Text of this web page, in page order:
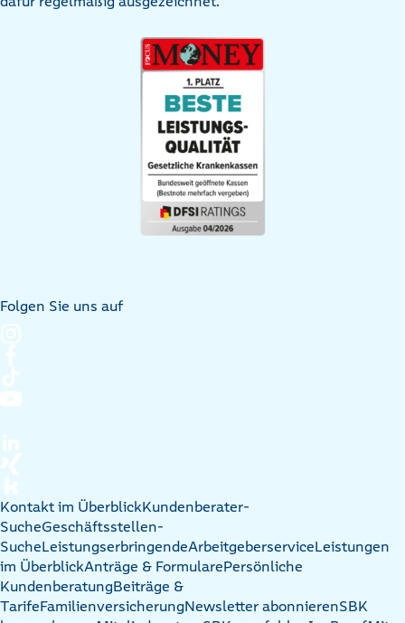
Folgen Sie uns auf
Kontakt im ÜberblickKundenberater-
SucheGeschäftsstellen-
SucheLeistungserbringendeArbeitgeberserviceLeistungen
im ÜberblickAnträge & FormularePersönliche
KundenberatungBeiträge &
TarifeFamilienversicherungNewsletter abonnierenSBK